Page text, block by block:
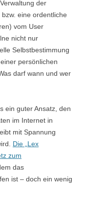
der
eine ordentliche
vom User
nicht nur
Selbstbestimmung
persönlichen
darf wann und wer
ein guter Ansatz, den
im Internet in
mit Spannung
Die „Lex
zum
das
ist – doch ein wenig